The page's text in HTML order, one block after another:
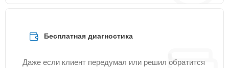
Бесплатная диагностика
Даже если клиент передумал или решил обратится